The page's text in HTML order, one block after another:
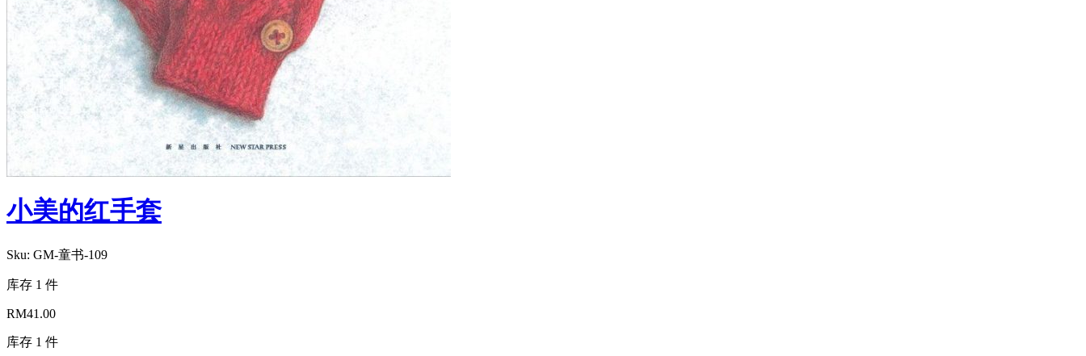
小美的红手套
Sku: GM-童书-109
库存 1 件
RM41.00
库存 1 件